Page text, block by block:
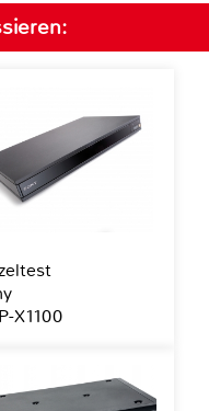
X1100